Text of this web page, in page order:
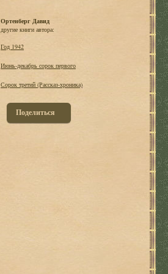
Ортенберг Давид
другие книги автора:
Год 1942
Июнь-декабрь сорок первого
Сорок третий (Рассказ-хроника)
Поделиться